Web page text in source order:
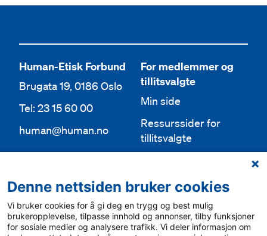
Human-Etisk Forbund
Brugata 19, 0186 Oslo
Tel: 23 15 60 00
human@human.no
Aktuelt
For media
For medlemmer og
tillitsvalgte
Min side
Ressurssider for
tillitsvalgte
Bli medlem
Bli frivillig
Denne nettsiden bruker cookies
Vi bruker cookies for å gi deg en trygg og best mulig
brukeropplevelse, tilpasse innhold og annonser, tilby funksjoner
for sosiale medier og analysere trafikk. Vi deler informasjon om